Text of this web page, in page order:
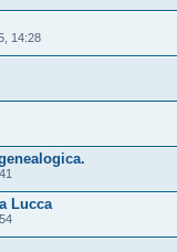
14:28
Lucca